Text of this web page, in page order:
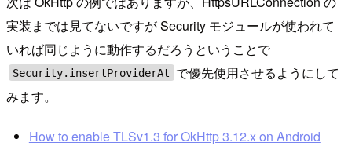
実装までは見てないですが Security モジュールが使われて
いれば同じように動作するだろうということで
Security.insertProviderAt
で優先使用させるようにして
みます。
How to enable TLSv1.3 for OkHttp 3.12.x on Android